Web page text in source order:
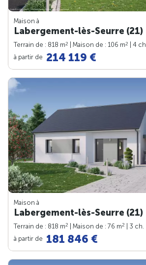
Maison à
Labergement-lès-Seurre (21)
Terrain de : 818 m2 | Maison de : 106 m2
| 4 ch.
à partir de 214 119 €
Maison à
Labergement-lès-Seurre (21)
Terrain de : 818 m2 | Maison de : 76 m2
| 3 ch.
à partir de 181 846 €